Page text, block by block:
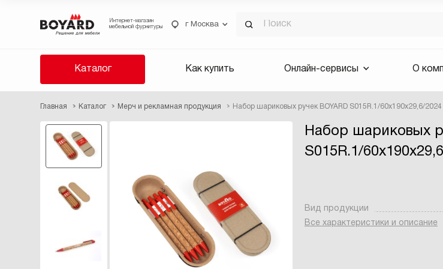
Интернет-магазин
мебельной фурнитуры
г Москва
Каталог Как купить Онлайн-сервисы О
Главная Каталог Мерч и рекламная продукция Набор шариковых ручек BOYARD S015R.1/60x190x29,6/2024
Набор шариковых
S015R.1/
Вид продукции
Все характеристики и описание